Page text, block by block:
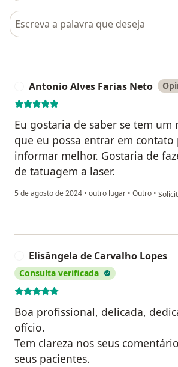
Pesquisar em opiniões
Antonio Alves Farias Neto
Eu gostaria de saber se tem um
que eu possa entrar em contato
informar melhor. Gostaria de
de tatuagem a laser.
5 de agosto de 2024 • outro lugar • Outro • na
Elisângela de Carvalho Lopes
Consulta verificada
Boa profissional, delicada,
ofício.
Tem clareza nos seus
seus pacientes.